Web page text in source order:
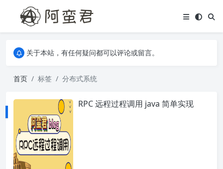
关于本站，有任何疑问都可以评论或留言。
关于本站，有任何疑问都可以评论或留言。
首页
标签 分布式系统
RPC 远程过程调用 java 简单实现